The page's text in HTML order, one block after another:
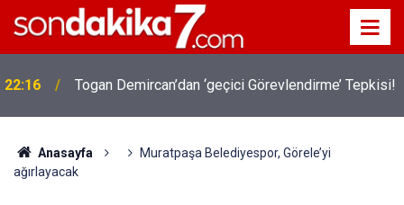
22:16 Togan Demircan’dan ‘geçici Görevlendirme’ Tepkisi!
Anasayfa
Muratpaşa Belediyespor, Görele’yi
ağırlayacak